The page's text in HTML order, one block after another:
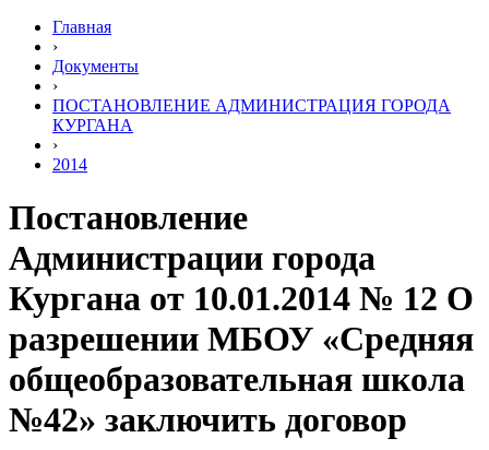
Главная
›
Документы
›
ПОСТАНОВЛЕНИЕ АДМИНИСТРАЦИЯ ГОРОДА
КУРГАНА
›
2014
Постановление
Администрации города
Кургана от 10.01.2014 № 12 О
разрешении МБОУ «Средняя
общеобразовательная школа
№42» заключить договор